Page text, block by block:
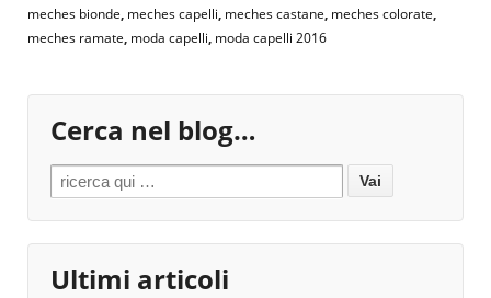
meches bionde, meches capelli, meches castane, meches colorate,
meches ramate, moda capelli, moda capelli 2016
Cerca nel blog…
Search for:
Ultimi articoli